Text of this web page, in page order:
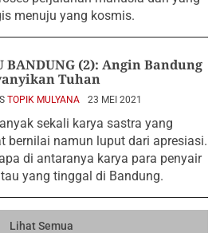
menuju yang kosmis.
BANDUNG (2): Angin Bandung
Tuhan
TOPIK MULYANA 23 MEI 2021
sekali karya sastra yang
bernilai namun luput dari apresiasi.
di antaranya karya para penyair
yang tinggal di Bandung.
Lihat Semua